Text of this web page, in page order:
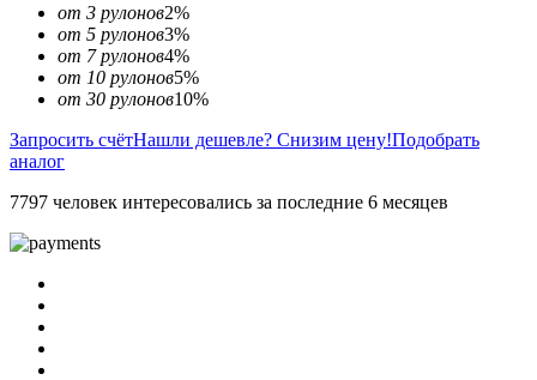
от 3 рулонов2%
от 5 рулонов3%
от 7 рулонов4%
от 10 рулонов5%
от 30 рулонов10%
Запросить счётНашли дешевле? Снизим цену!Подобрать
аналог
7797 человек интересовались за последние 6 месяцев